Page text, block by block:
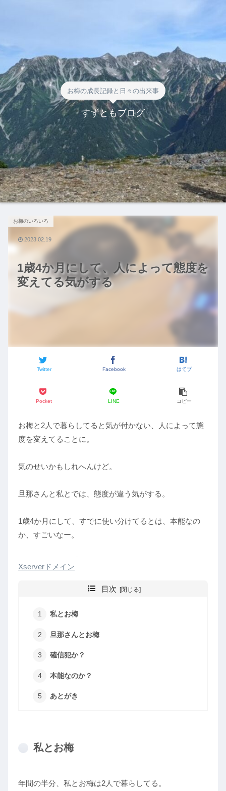
お梅の成長記録と日々の出来事
すずともブログ
1歳4か月にして、人によって態度を
変えてる気がする
お梅のいろいろ
Twitter Facebook はてブ
Pocket LINE コピー
2023.02.19
お梅と2人で暮らしてると気が付かない、人によって態
度を変えてることに。
気のせいかもしれへんけど。
旦那さんと私とでは、態度が違う気がする。
1歳4か月にして、すでに使い分けてるとは、本能なの
か、すごいなー。
Xserverドメイン
目次
私とお梅
旦那さんとお梅
確信犯か？
本能なのか？
あとがき
私とお梅
年間の半分、私とお梅は2人で暮らしてる。